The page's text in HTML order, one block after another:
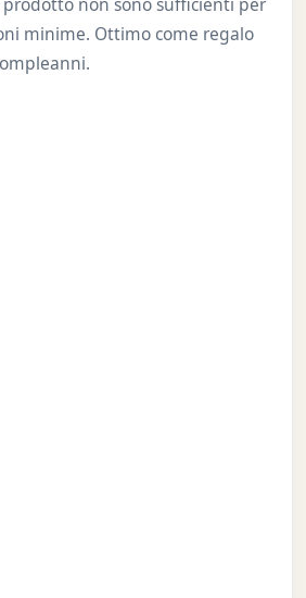
minime. Ottimo come regalo